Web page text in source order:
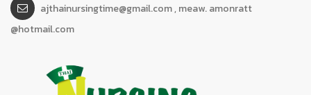
ajthainursingtime@gmail.com , meaw. amonratt
@hotmail.com